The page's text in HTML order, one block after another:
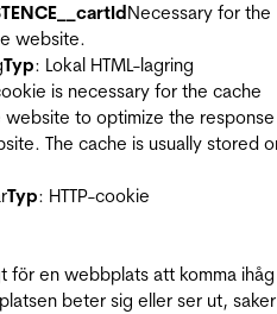
Necessary for the
website.
Typ: Lokal HTML-lagring
is necessary for the cache
to optimize the
The cache is usually stored
Typ: HTTP-cookie
för en webbplats att komma ihåg
beter sig eller ser ut,